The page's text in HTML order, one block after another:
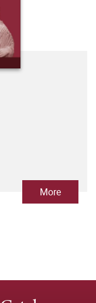
More